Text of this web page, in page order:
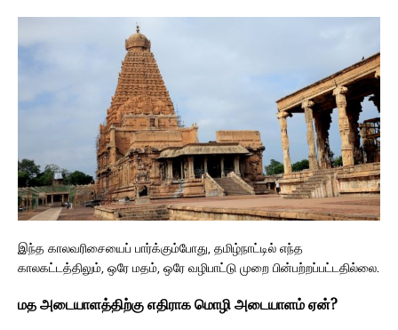
இந்த காலவரிசையைப் பார்க்கும்போது, தமிழ்நாட்டில் எந்த
காலகட்டத்திலும், ஒரே மதம், ஒரே வழிபாட்டு முறை பின்பற்றப்பட்டதில்லை.
மத அடையாளத்திற்கு எதிராக மொழி அடையாளம் ஏன்?